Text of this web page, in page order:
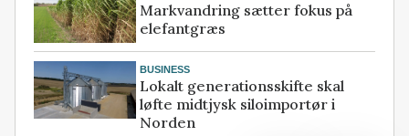
Markvandring sætter fokus på
elefantgræs
BUSINESS
Lokalt generationsskifte skal
løfte midtjysk siloimportør i
Norden